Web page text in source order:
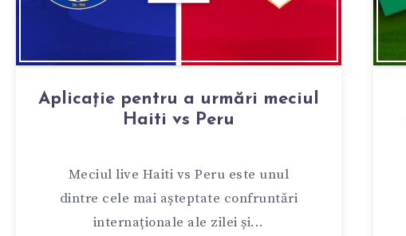
Aplicație pentru a urmări meciul
Haiti vs Peru
Meciul live Haiti vs Peru este unul
dintre cele mai așteptate confruntări
internaționale ale zilei și...